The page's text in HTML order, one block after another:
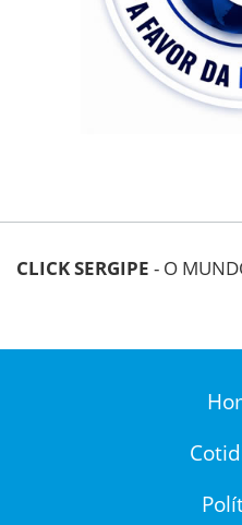
CLICK SERGIPE - O